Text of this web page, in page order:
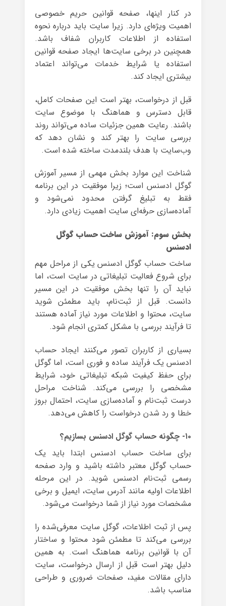
در کنار اینها، صفحه قوانین حریم خصوصی
اهمیت ویژه‌ای دارد. زیرا سایت باید درباره نحوه
استفاده از اطلاعات کاربران شفاف باشد.
همچنین در برخی سایت‌ها ایجاد صفحه قوانین
استفاده یا شرایط خدمات می‌تواند اعتماد
بیشتری ایجاد کند.
قبل از درخواست، بهتر است این صفحات کامل،
قابل دسترس و هماهنگ با موضوع سایت
باشند. رعایت همین جزئیات ساده می‌تواند روند
بررسی سایت را بهتر کند و نشان دهد که
وب‌سایت با هدف بلندمدت ساخته شده است.
شناخت این موارد بخش مهمی از مسیر آموزش
گوگل ادسنس است؛ زیرا موفقیت در این برنامه
فقط به تبلیغ گرفتن محدود نمی‌شود و
آماده‌سازی حرفه‌ای سایت اهمیت زیادی دارد.
بخش سوم: آموزش ساخت حساب گوگل
ادسنس
ساخت حساب گوگل ادسنس یکی از مراحل مهم
برای شروع فعالیت تبلیغاتی در سایت است، اما
نباید آن را تنها بخش موفقیت در این مسیر
دانست. قبل از ثبت‌نام، باید مطمئن شوید
سایت، محتوا و اطلاعات مورد نیاز آماده هستند
تا فرآیند بررسی با مشکل کمتری انجام شود.
بسیاری از کاربران تصور می‌کنند ایجاد حساب
ادسنس یک فرآیند ساده و فوری است، اما گوگل
برای حفظ کیفیت شبکه تبلیغاتی خود، شرایط
مشخصی را بررسی می‌کند. شناخت مراحل
درست ثبت‌نام و آماده‌سازی سایت، احتمال بروز
خطا و رد شدن درخواست را کاهش می‌دهد.
۱۰- چگونه حساب گوگل ادسنس بسازیم؟
برای ساخت حساب ادسنس ابتدا باید یک
حساب گوگل معتبر داشته باشید و وارد صفحه
رسمی ثبت‌نام ادسنس شوید. در این مرحله
اطلاعات اولیه مانند آدرس سایت، ایمیل و برخی
مشخصات مورد نیاز از شما درخواست می‌شود.
پس از ثبت اطلاعات، گوگل سایت معرفی‌شده را
بررسی می‌کند تا مطمئن شود محتوا و ساختار
آن با قوانین برنامه هماهنگ است. به همین
دلیل بهتر است قبل از ارسال درخواست، سایت
دارای مقالات مفید، صفحات ضروری و طراحی
مناسب باشد.